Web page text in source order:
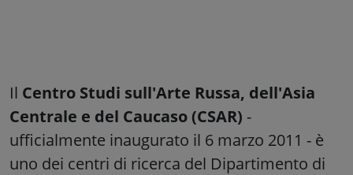
Il Centro Studi sull'Arte Russa, dell'Asia
Centrale e del Caucaso (CSAR) -
ufficialmente inaugurato il 6 marzo 2011 - è
uno dei centri di ricerca del Dipartimento di